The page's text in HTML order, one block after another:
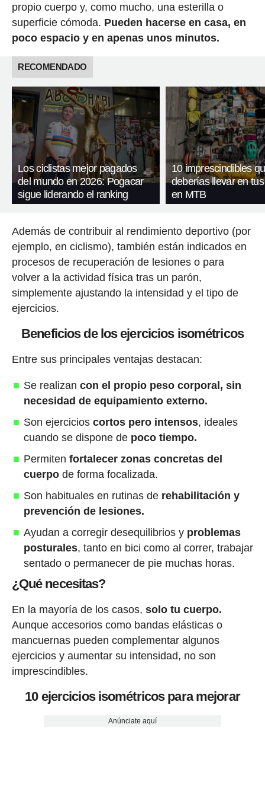
propio cuerpo y, como mucho, una esterilla o
superficie cómoda. Pueden hacerse en casa, en
poco espacio y en apenas unos minutos.
RECOMENDADO
Los ciclistas mejor pagados
del mundo en 2026: Pogacar
sigue liderando el ranking
10 imprescindibles
deberías llevar en
en MTB
Además de contribuir al rendimiento deportivo (por
ejemplo, en ciclismo), también están indicados en
procesos de recuperación de lesiones o para
volver a la actividad física tras un parón,
simplemente ajustando la intensidad y el tipo de
ejercicios.
Beneficios de los ejercicios isométricos
Entre sus principales ventajas destacan:
Se realizan con el propio peso corporal, sin
necesidad de equipamiento externo.
Son ejercicios cortos pero intensos, ideales
cuando se dispone de poco tiempo.
Permiten fortalecer zonas concretas del
cuerpode forma focalizada.
Son habituales en rutinas derehabilitación y
prevención de lesiones.
Ayudan a corregir desequilibrios y problemas
posturales, tanto en bici como al correr, trabajar
sentado o permanecer de pie muchas horas.
¿Qué necesitas?
En la mayoría de los casos, solo tu cuerpo.
Aunque accesorios como bandas elásticas o
mancuernas pueden complementar algunos
ejercicios y aumentar su intensidad, no son
imprescindibles.
10 ejercicios isométricos para mejorar
Anúnciate aquí